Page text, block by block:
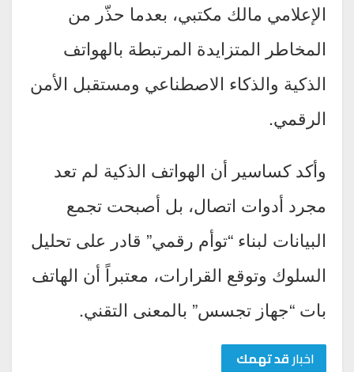
الإعلامي مالك مكتبي، بعدما حذّر من
المخاطر المتزايدة المرتبطة بالهواتف
الذكية والذكاء الاصطناعي ومستقبل الأمن
الرقمي.
وأكد كساسير أن الهواتف الذكية لم تعد
مجرد أدوات اتصال، بل أصبحت تجمع
البيانات لبناء “توأم رقمي” قادر على تحليل
السلوك وتوقع القرارات، معتبراً أن الهاتف
بات “جهاز تجسس” بالمعنى التقني.
اخبارقد تهمك